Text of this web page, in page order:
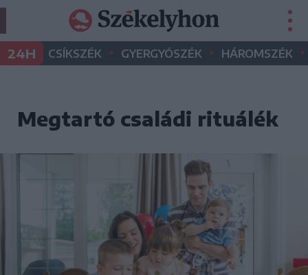
24H CSÍKSZÉK • GYERGYÓSZÉK • HÁROMSZÉK •
Megtartó családi rituálék